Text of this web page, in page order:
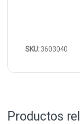
SKU:3603040
Productos